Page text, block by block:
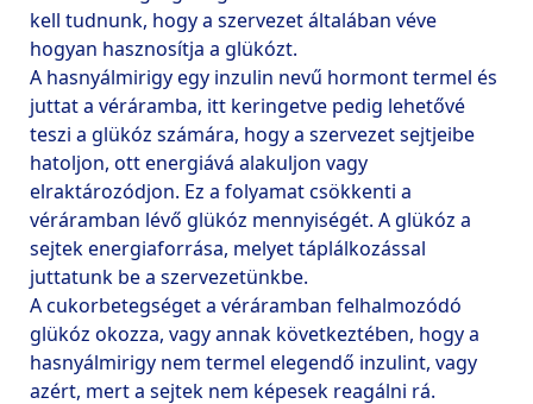
kell tudnunk, hogy a szervezet általában véve
hogyan hasznosítja a glükózt.
A hasnyálmirigy egy inzulin nevű hormont termel és
juttat a véráramba, itt keringetve pedig lehetővé
teszi a glükóz számára, hogy a szervezet sejtjeibe
hatoljon, ott energiává alakuljon vagy
elraktározódjon. Ez a folyamat csökkenti a
véráramban lévő glükóz mennyiségét. A glükóz a
sejtek energiaforrása, melyet táplálkozással
juttatunk be a szervezetünkbe.
A cukorbetegséget a véráramban felhalmozódó
glükóz okozza, vagy annak következtében, hogy a
hasnyálmirigy nem termel elegendő inzulint, vagy